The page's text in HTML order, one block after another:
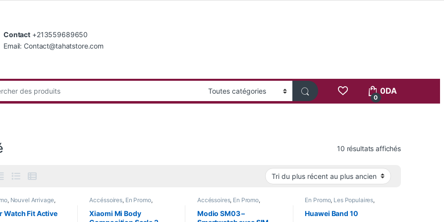
Contact +213559689650
Email: Contact@tahatstore.com
0
0DA
10 résultats affichésTrié du plus
, Nouvel Arrivage,
Watch Fit Active
Accéssoires, En Promo,
Pour Femme ,Santé
Home
Xiaomi Mi Body
Accéssoires, En Promo,
Pour Femme,Santé
Watch
Modio SM03 –
En Promo, Les Populaires,
Santé,Smart Watch
Huawei Band 10